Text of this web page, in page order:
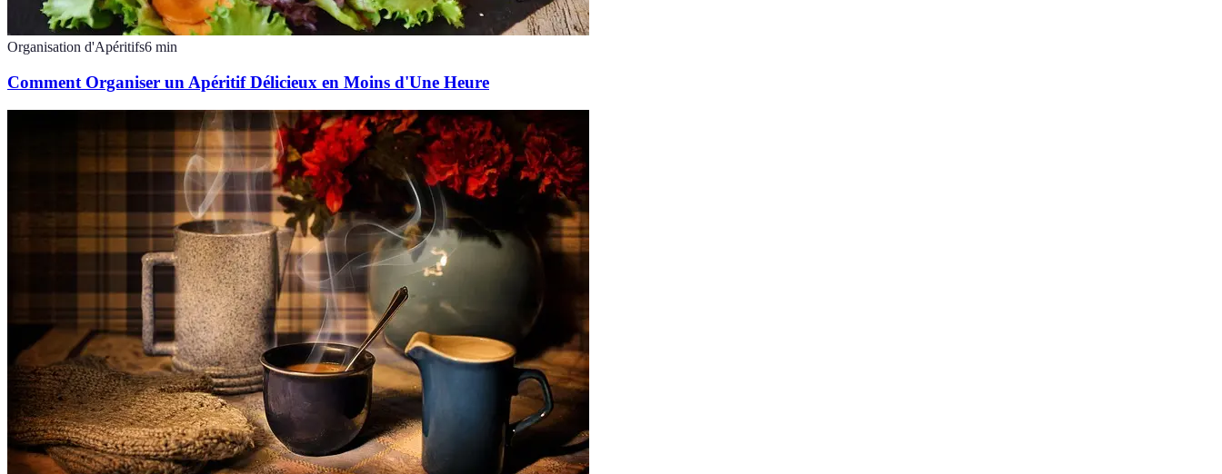
Organisation d'Apéritifs6 min
Comment Organiser un Apéritif Délicieux en Moins d'Une Heure